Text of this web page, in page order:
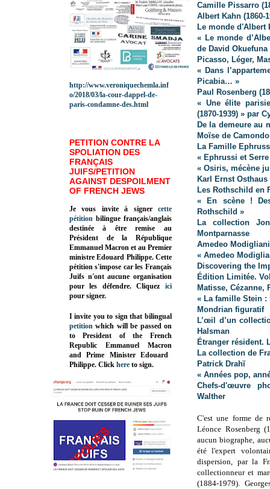
Camille Pissarro
Albert Kahn (1860-
Le monde d'Albert
« Le monde
de David Okuefuna
Picasso, Léger,
« Dans
Picabia… »
Paul Rosenberg
« Une élite
(1870-1939) » par
De la demeure au
Moïse de
La Famille
« Ephrussi et
« Osiris, mécène
Karl Ernst Osthaus
Les Rothschild en
« En scène !
Rothschild »
La collection
Montparnasse
Amedeo Modigliani
« Amedeo
Discovering the
Édition Limitée.
Matisse, Cézanne,
« La famille Stein :
Mondrian figuratif
L’œil d’un
Halsman
Étranger résident.
La collection de
Patrick Drahï
« Années pop,
Chefs-d'œuvre
Walther
C'est une forme de
Léonce Rosenberg
aucun biographe,
été l'expert
dispersion, par la
collectionneur et
(1884-1979).
http://www.veroniquechemla.inf
o/2018/03/la-cour-dappel-de-
paris-condamne-des.html
PETITION CONTRE LA
SPOLIATION DES
FRANÇAIS
JUIFS/PETITION
AGAINST DESPOILMENT
OF FRENCH JEWS
Je vous invite à signer cette
pétition bilingue français/anglais
destinée à être remise au
Président de la République
Emmanuel Macron et au Premier
ministre Edouard Philippe. Cette
pétition s'impose car les Français
Juifs n'ont aucune organisation
pour les défendre. Cliquez
ici
pour signer.
I invite you to sign that bilingual
petition which will be passed on
to President of the French
Republic Emmanuel Macron
and Prime MinisterEdouard
Philippe. Click here to sign.